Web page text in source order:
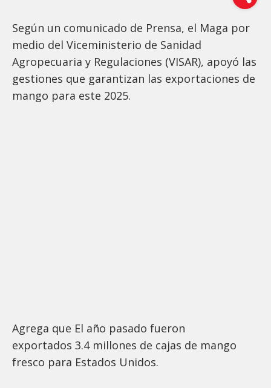
Según un comunicado de Prensa, el Maga por
medio del Viceministerio de Sanidad
Agropecuaria y Regulaciones (VISAR), apoyó las
gestiones que garantizan las exportaciones de
mango para este 2025.
Agrega que El año pasado fueron
exportados 3.4 millones de cajas de mango
fresco para Estados Unidos.